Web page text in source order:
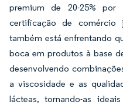
premium de 20-25% por
certificação de
também está enfrentando
boca em produtos à base
desenvolvendo
a viscosidade e as
lácteas, tornando-as